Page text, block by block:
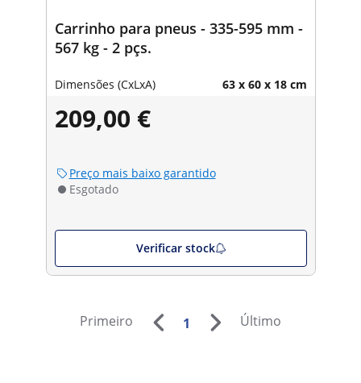
Carrinho para pneus - 335-595 mm -
567 kg - 2 pçs.
Dimensões (CxLxA) 63 x 60 x 18 cm
209,00 €
Preço mais baixo garantido
Esgotado
Verificar stock
Primeiro 1 Último